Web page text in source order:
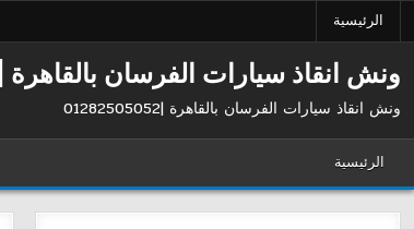
الرئيسية
ونش انقاذ سيارات الفرسان بالقاهرة |01282505052
ونش انقاذ سيارات الفرسان بالقاهرة |01282505052
الرئيسية